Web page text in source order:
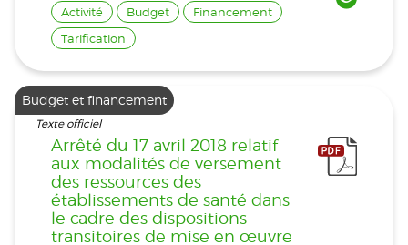
Activité Budget
Financement
Tarification
Budget et financement
Texte officiel
Arrêté du 17 avril 2018 relatif
aux modalités de versement
des ressources des
établissements de santé dans
le cadre des dispositions
transitoires de mise en œuvre